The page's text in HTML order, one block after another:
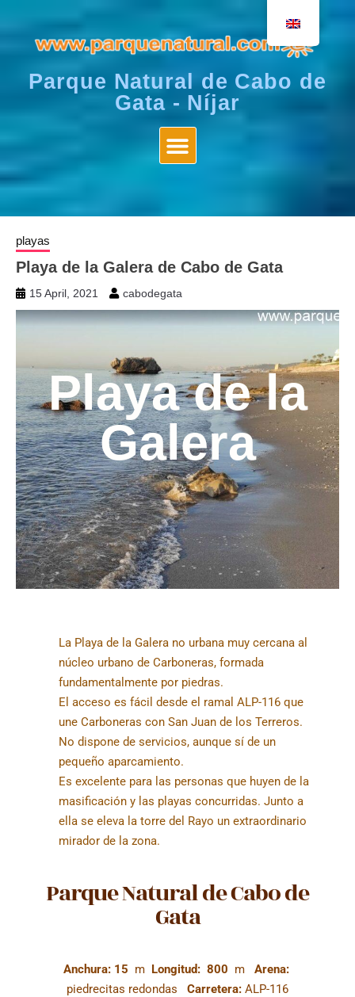
Parque Natural de Cabo de
Gata - Níjar
playas
Playa de la Galera de Cabo de Gata
15 April, 2021 cabodegata
Playa de la
Galera
La Playa de la Galera no urbana muy cercana al
núcleo urbano de Carboneras, formada
fundamentalmente por piedras.
El acceso es fácil desde el ramal ALP-116 que
une Carboneras con San Juan de los Terreros.
No dispone de servicios, aunque sí de un
pequeño aparcamiento.
Es excelente para las personas que huyen de la
masificación y las playas concurridas. Junto a
ella se eleva la torre del Rayo un extraordinario
mirador de la zona.
Parque Natural de Cabo de
Gata
Anchura: 15 m Longitud: 800 m Arena:
piedrecitas redondas Carretera: ALP-116